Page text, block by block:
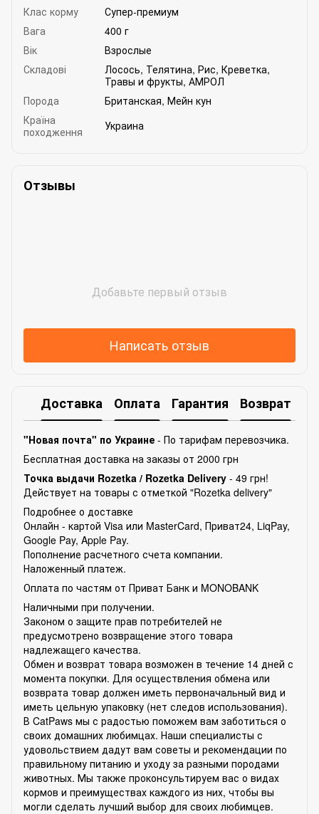
Клас корму
Супер-премиум
Вага
400 г
Вік
Взрослые
Складові
Лосось, Телятина, Рис, Креветка,
Травы и фрукты, АМРОЛ
Порода
Британская, Мейн кун
Країна
походження
Украина
Отзывы
Добавьте первый отзыв
Написать отзыв
Доставка Оплата Гарантия Возврат
"Новая почта" по Украине - По тарифам перевозчика.
Бесплатная доставка на заказы от 2000 грн
Точка выдачи Rozetka / Rozetka Delivery - 49 грн!
Действует на товары с отметкой "Rozetka delivery"
Подробнее о доставке
Онлайн - картой Visa или MasterCard, Приват24, LiqPay,
Google Pay, Apple Pay.
Пополнение расчетного счета компании.
Наложенный платеж.
Оплата по частям от Приват Банк и MONOBANK
Наличными при получении.
Законом о защите прав потребителей не
предусмотрено возвращение этого товара
надлежащего качества.
Обмен и возврат товара возможен в течение 14 дней с
момента покупки. Для осуществления обмена или
возврата товар должен иметь первоначальный вид и
иметь цельную упаковку (нет следов использования).
В CatPaws мы с радостью поможем вам заботиться о
своих домашних любимцах. Наши специалисты с
удовольствием дадут вам советы и рекомендации по
правильному питанию и уходу за разными породами
животных. Мы также проконсультируем вас о видах
кормов и преимуществах каждого из них, чтобы вы
могли сделать лучший выбор для своих любимцев.